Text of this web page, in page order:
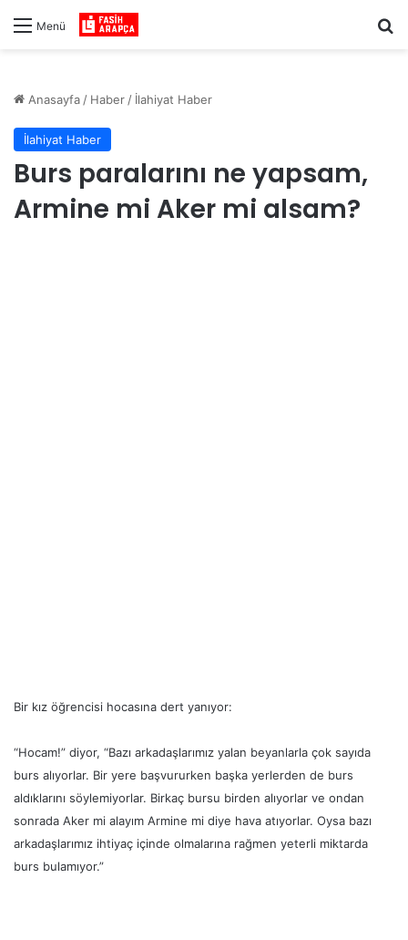
Menü
Anasayfa / Haber / İlahiyat Haber
İlahiyat Haber
Burs paralarını ne yapsam,
Armine mi Aker mi alsam?
Bir kız öğrencisi hocasına dert yanıyor:
“Hocam!” diyor, “Bazı arkadaşlarımız yalan beyanlarla çok sayıda
burs alıyorlar. Bir yere başvururken başka yerlerden de burs
aldıklarını söylemiyorlar. Birkaç bursu birden alıyorlar ve ondan
sonrada Aker mi alayım Armine mi diye hava atıyorlar. Oysa bazı
arkadaşlarımız ihtiyaç içinde olmalarına rağmen yeterli miktarda
burs bulamıyor.”